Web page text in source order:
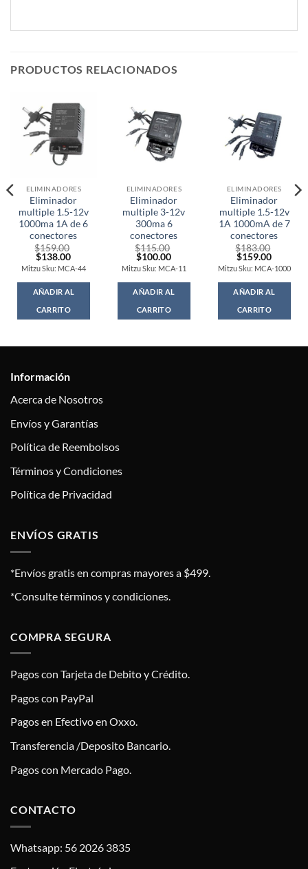
PRODUCTOS RELACIONADOS
ELIMINADORES
Eliminador
multiple 1.5-12v
1000ma 1A de 6
conectores
$159.00
Original
price
was:
$159.00.
$138.00Current
price
is:
$138.00.
Mitzu Sku: MCA-44
AÑADIR AL
CARRITO
ELIMINADORES
Eliminador
multiple 3-12v
300ma 6
conectores
$115.00
Original
price
was:
$115.00.
$100.00Current
price
is:
$100.00.
Mitzu Sku: MCA-11
AÑADIR AL
CARRITO
ELIMINADORES
Eliminador
multiple 1.5-12v
1A 1000mA de 7
conectores
$183.00
Original
price
was:
$183.00.
$159.00Current
price
is:
$159.00.
Mitzu Sku: MCA-1000
AÑADIR AL
CARRITO
Información
Acerca de Nosotros
Envíos y Garantías
Política de Reembolsos
Términos y Condiciones
Política de Privacidad
ENVÍOS GRATIS
*Envíos gratis en compras mayores a $499.
*Consulte términos y condiciones.
COMPRA SEGURA
Pagos con Tarjeta de Debito y Crédito.
Pagos con PayPal
Pagos en Efectivo en Oxxo.
Transferencia /Deposito Bancario.
Pagos con Mercado Pago.
CONTACTO
Whatsapp: 56 2026 3835